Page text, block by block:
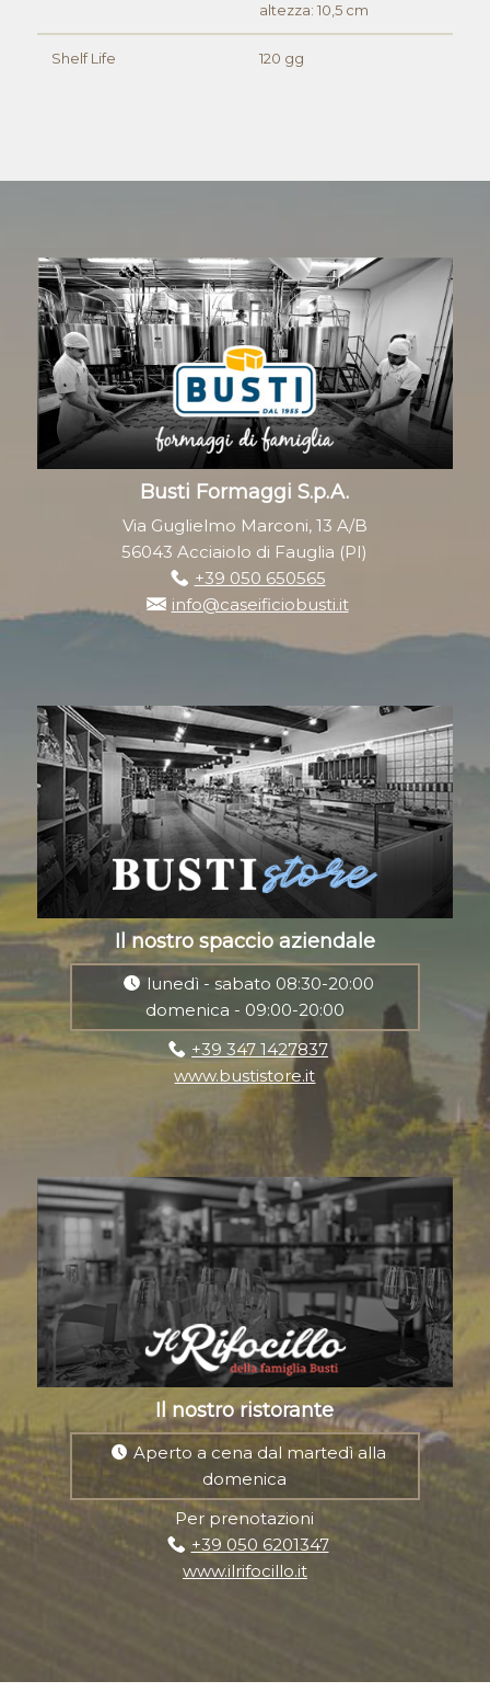
altezza: 10,5 cm
Shelf Life 120 gg
Busti Formaggi S.p.A.
Via Guglielmo Marconi, 13 A/B
56043 Acciaiolo di Fauglia (PI)
+39 050 650565
info@caseificiobusti.it
Il nostro spaccio aziendale
lunedì - sabato 08:30-20:00
domenica - 09:00-20:00
+39 347 1427837
www.bustistore.it
Il nostro ristorante
Aperto a cena dal martedì alla
domenica
Per prenotazioni
+39 050 6201347
www.ilrifocillo.it